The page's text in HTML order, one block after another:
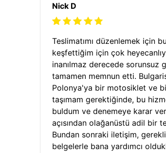
Nick D
Teslimatımı düzenlemek için
keşfettiğim için çok
inanılmaz derecede sorunsuz
tamamen memnun etti.
Polonya'ya bir motosiklet ve
taşımam gerektiğinde, bu
buldum ve denemeye karar
açısından olağanüstü adil bir
Bundan sonraki iletişim,
belgelerle bana yardımcı